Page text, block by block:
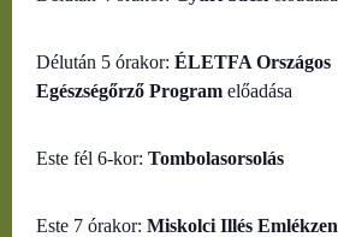
Délután 5 órakor: ÉLETFA Országos
Egészségőrző Program előadása
Este fél 6-kor: Tombolasorsolás
Este 7 órakor: Miskolci Illés